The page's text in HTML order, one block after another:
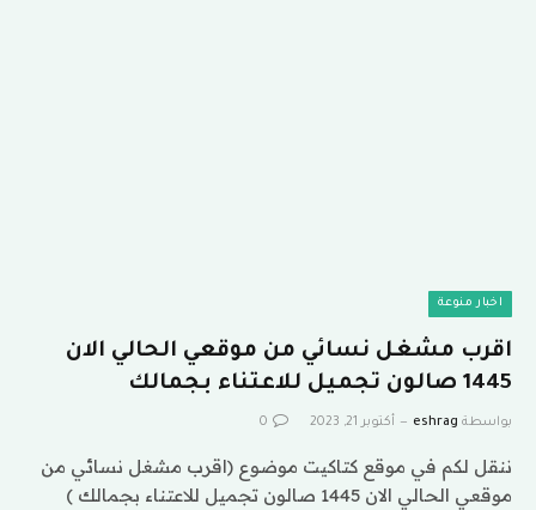
اخبار منوعة
اقرب مشغل نسائي من موقعي الحالي الان
1445 صالون تجميل للاعتناء بجمالك
بواسطة eshrag أكتوبر 21, 2023 0
ننقل لكم في موقع كتاكيت موضوع (اقرب مشغل نسائي من
موقعي الحالي الان 1445 صالون تجميل للاعتناء بجمالك )